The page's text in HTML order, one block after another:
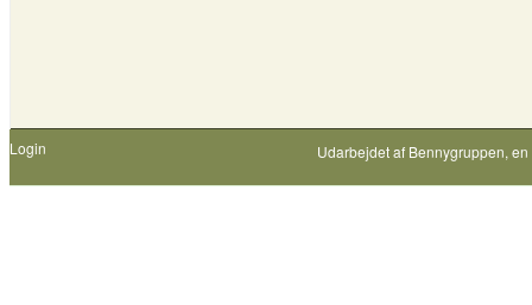
Login Udarbejdet af Bennygruppen,